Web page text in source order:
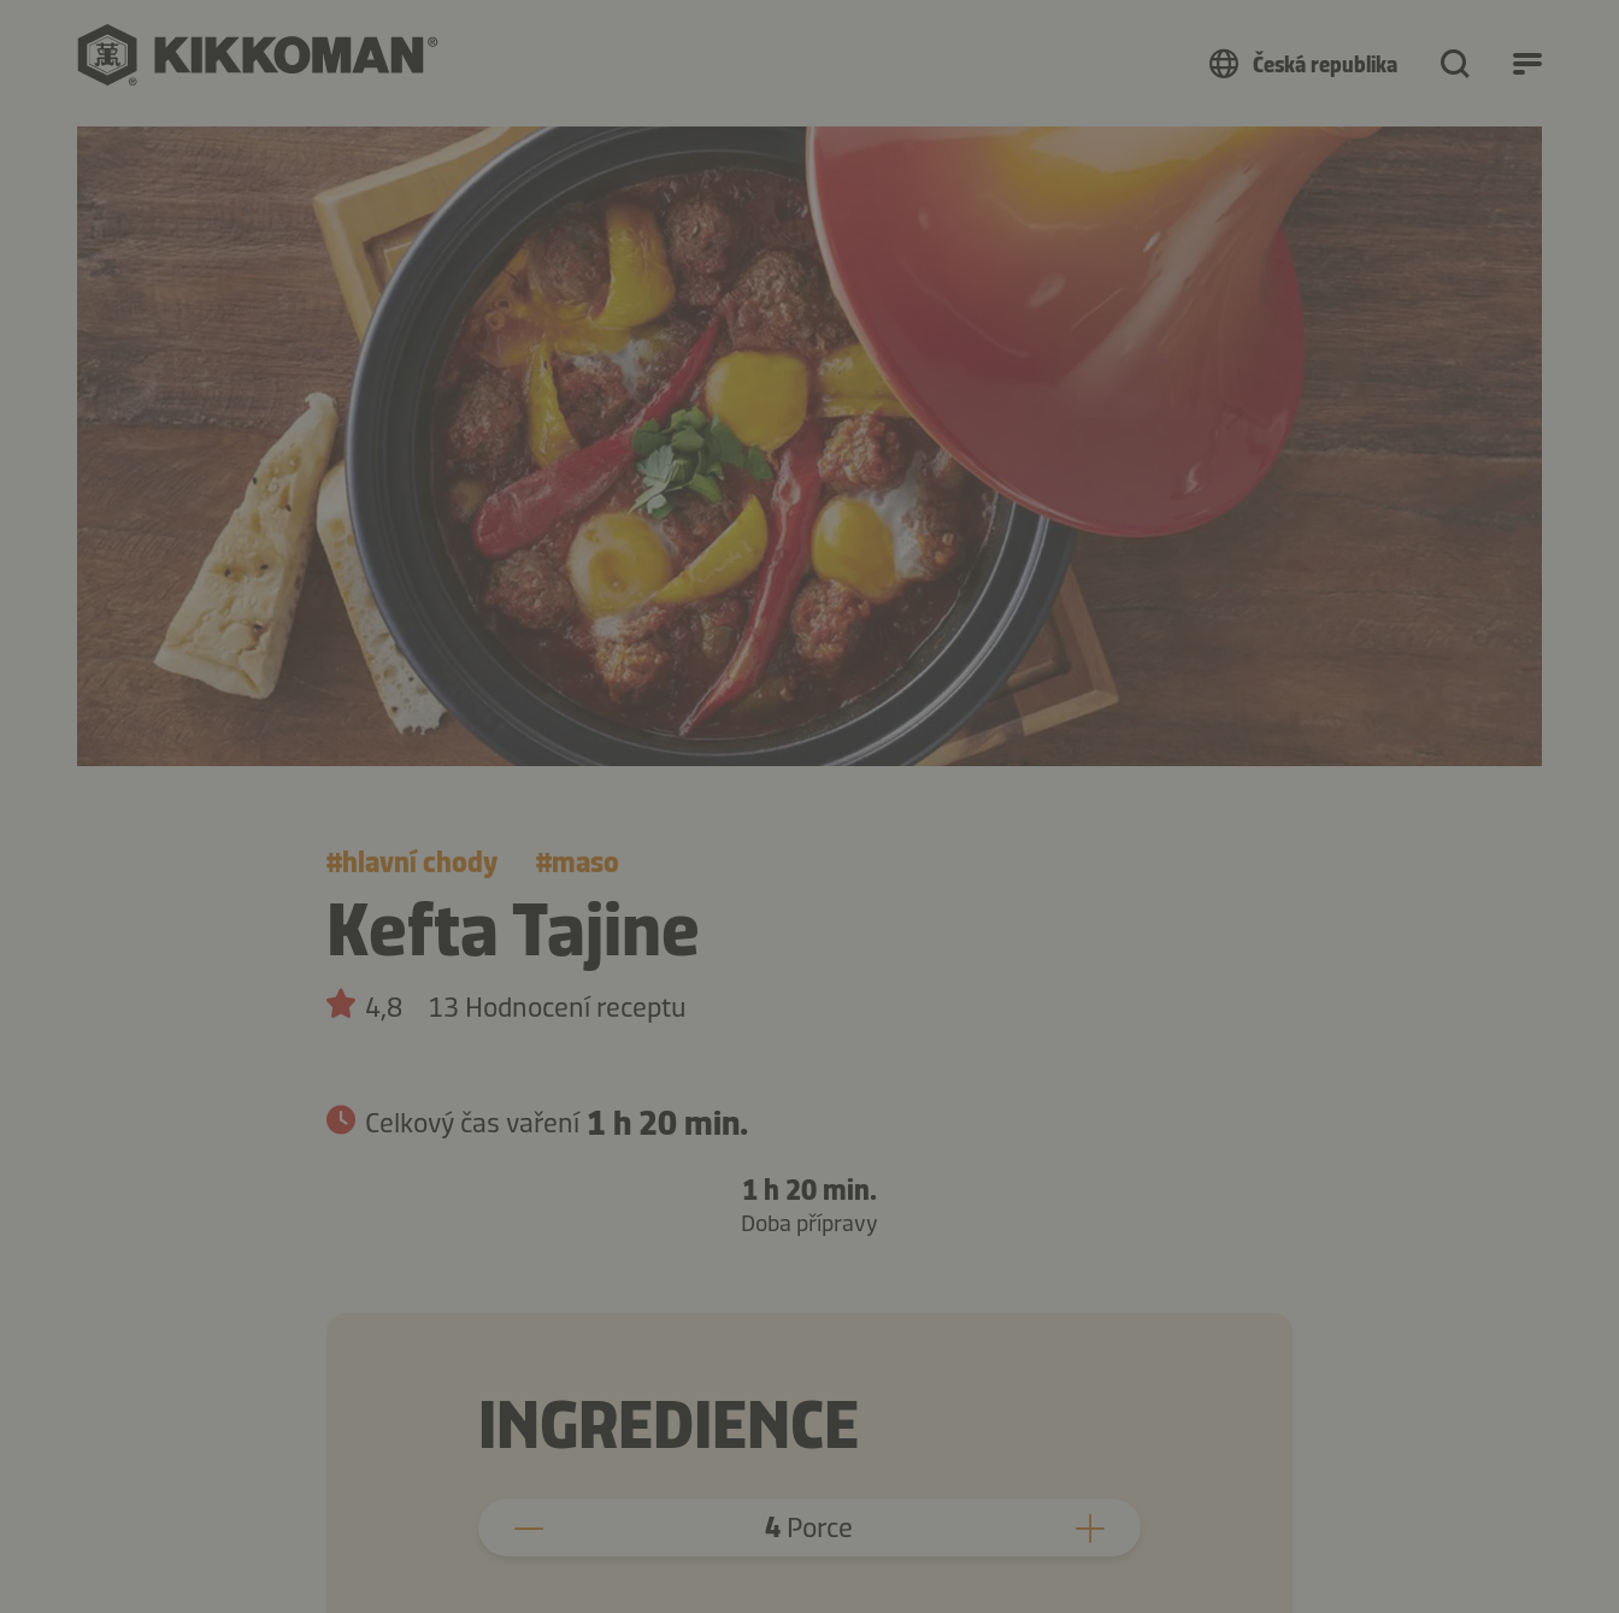
Česká republika
#hlavní chody #maso
Kefta Tajine
4,8 13 Hodnocení receptu
Celkový čas vaření 1 h 20 min.
1 h 20 min.
Doba přípravy
INGREDIENCE
4 Porce